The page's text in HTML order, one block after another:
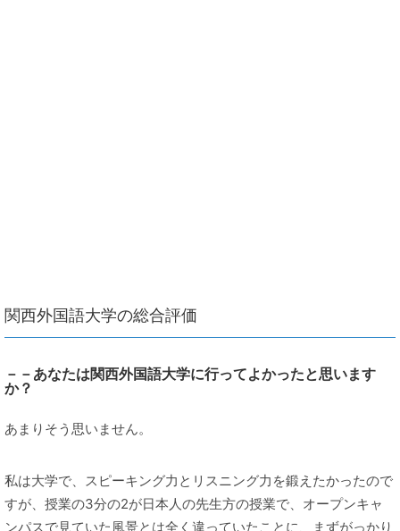
関西外国語大学の総合評価
－－あなたは関西外国語大学に行ってよかったと思います
か？
あまりそう思いません。
私は大学で、スピーキング力とリスニング力を鍛えたかったので
すが、授業の3分の2が日本人の先生方の授業で、オープンキャ
ンパスで見ていた風景とは全く違っていたことに、まずがっかり